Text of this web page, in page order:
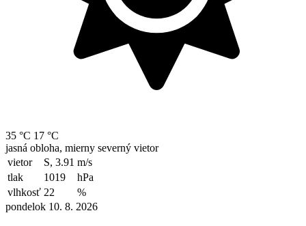
35 °C 17 °C
jasná obloha, mierny severný vietor
vietor
S, 3.91 m/s
tlak
1019
hPa
vlhkosť 22
%
pondelok 10. 8. 2026